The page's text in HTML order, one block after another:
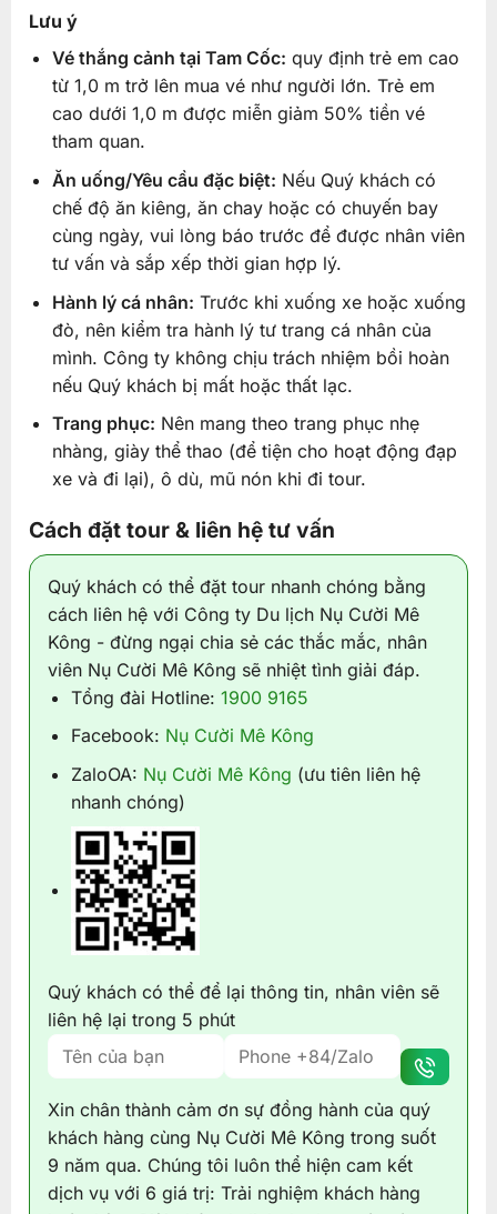
Lưu ý
Vé thắng cảnh tại Tam Cốc: quy định trẻ em cao
từ 1,0 m trở lên mua vé như người lớn. Trẻ em
cao dưới 1,0 m được miễn giảm 50% tiền vé
tham quan.
Ăn uống/Yêu cầu đặc biệt: Nếu Quý khách có
chế độ ăn kiêng, ăn chay hoặc có chuyến bay
cùng ngày, vui lòng báo trước để được nhân viên
tư vấn và sắp xếp thời gian hợp lý.
Hành lý cá nhân: Trước khi xuống xe hoặc xuống
đò, nên kiểm tra hành lý tư trang cá nhân của
mình. Công ty không chịu trách nhiệm bồi hoàn
nếu Quý khách bị mất hoặc thất lạc.
Trang phục: Nên mang theo trang phục nhẹ
nhàng, giày thể thao (để tiện cho hoạt động đạp
xe và đi lại), ô dù, mũ nón khi đi tour.
Cách đặt tour & liên hệ tư vấn
Quý khách có thể đặt tour nhanh chóng bằng
cách liên hệ với Công ty Du lịch Nụ Cười Mê
Kông - đừng ngại chia sẻ các thắc mắc, nhân
viên Nụ Cười Mê Kông sẽ nhiệt tình giải đáp.
Tổng đài Hotline: 1900 9165
Facebook: Nụ Cười Mê Kông
ZaloOA: Nụ Cười Mê Kông (ưu tiên liên hệ
nhanh chóng)
Quý khách có thể để lại thông tin, nhân viên sẽ
liên hệ lại trong 5 phút
Xin chân thành cảm ơn sự đồng hành của quý
khách hàng cùng Nụ Cười Mê Kông trong suốt
9 năm qua. Chúng tôi luôn thể hiện cam kết
dịch vụ với 6 giá trị: Trải nghiệm khách hàng